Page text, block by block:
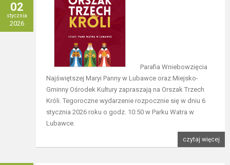
02
stycznia
2026
Parafia Wniebowzięcia
Najświętszej Maryi Panny w Lubawce oraz Miejsko-
Gminny Ośrodek Kultury zapraszają na Orszak Trzech
Króli. Tegoroczne wydarzenie rozpocznie się w dniu 6
stycznia 2026 roku o godz. 10:50 w Parku Watra w
Lubawce.
czytaj więcej